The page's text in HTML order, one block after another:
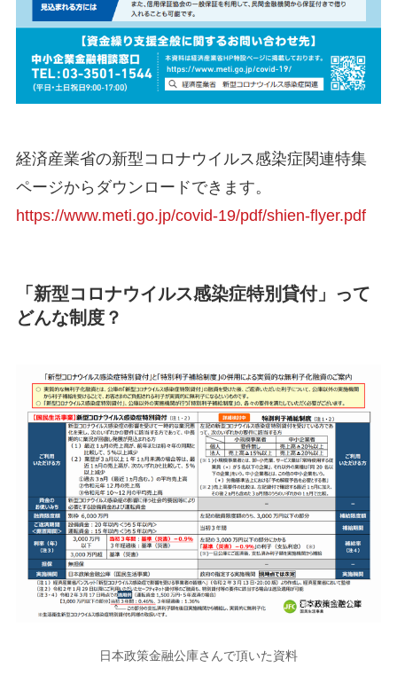
経済産業省の新型コロナウイルス感染症関連特集
ページからダウンロードできます。
https://www.meti.go.jp/covid-19/pdf/shien-flyer.pdf
「新型コロナウイルス感染症特別貸付」って
どんな制度？
日本政策金融公庫さんで頂いた資料